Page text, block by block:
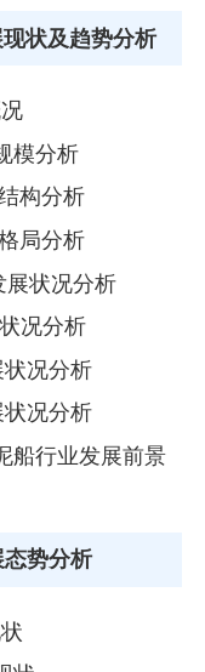
状及趋势分析
模分析
构分析
局分析
展状况分析
况分析
况分析
况分析
船行业发展前景
势分析